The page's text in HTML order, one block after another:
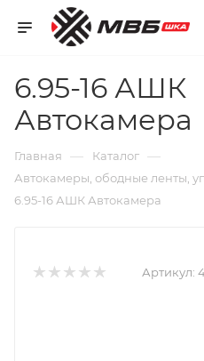
6.95-16 АШК
Автокамера
Главная — Каталог —
Автокамеры, ободные ленты,
6.95-16 АШК Автокамера
Артикул: